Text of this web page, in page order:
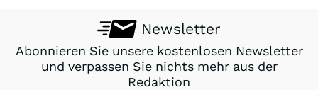
Newsletter
Abonnieren Sie unsere kostenlosen Newsletter
und verpassen Sie nichts mehr aus der
Redaktion